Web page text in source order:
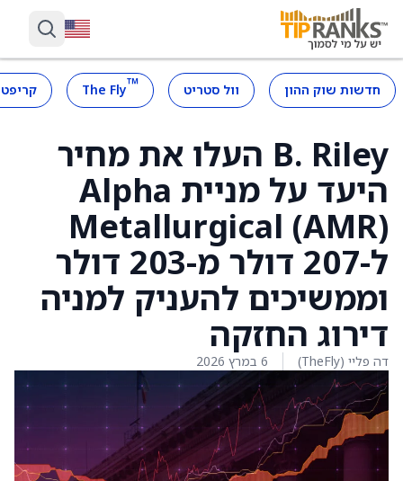
חדשות שוק ההון וול סטריט ™
The Fly
B. Riley העלו את מחיר
היעד על מניית Alpha
Metallurgical (AMR)
ל-207 דולר מ-203 דולר
וממשיכים להעניק למניה
דירוג החזקה
דה פליי (TheFly) 6 במרץ 2026